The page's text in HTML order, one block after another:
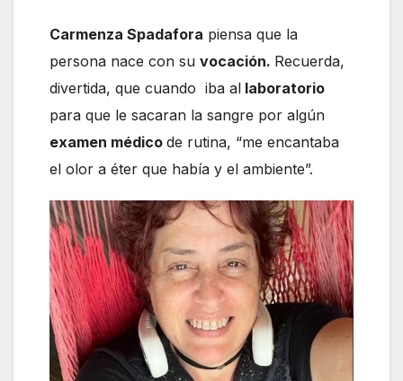
Carmenza Spadafora piensa que la
persona nace con su vocación. Recuerda,
divertida, que cuando iba al laboratorio
para que le sacaran la sangre por algún
examen médico de rutina, “me encantaba
el olor a éter que había y el ambiente”.